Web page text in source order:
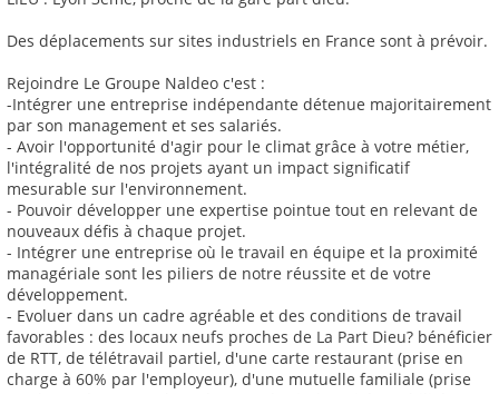
Des déplacements sur sites industriels en France sont à prévoir.
Rejoindre Le Groupe Naldeo c'est :
-Intégrer une entreprise indépendante détenue majoritairement
par son management et ses salariés.
- Avoir l'opportunité d'agir pour le climat grâce à votre métier,
l'intégralité de nos projets ayant un impact significatif
mesurable sur l'environnement.
- Pouvoir développer une expertise pointue tout en relevant de
nouveaux défis à chaque projet.
- Intégrer une entreprise où le travail en équipe et la proximité
managériale sont les piliers de notre réussite et de votre
développement.
- Evoluer dans un cadre agréable et des conditions de travail
favorables : des locaux neufs proches de La Part Dieu? bénéficier
de RTT, de télétravail partiel, d'une carte restaurant (prise en
charge à 60% par l'employeur), d'une mutuelle familiale (prise